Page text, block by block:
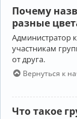
Почему
разные
Администратор
участникам
от друга.
Вернуться к
Что такое